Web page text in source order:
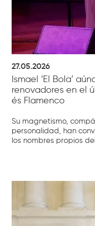
27.05.2026
Ismael ‘El Bola’
renovadores en el
és Flamenco
Su magnetismo,
personalidad, han
los nombres propios